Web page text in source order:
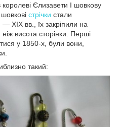
Єлизавети I шовкову
стрічки стали
XIX вв., їх закріпили на
висота сторінки. Перші
у 1850-х, були вони,
такий: